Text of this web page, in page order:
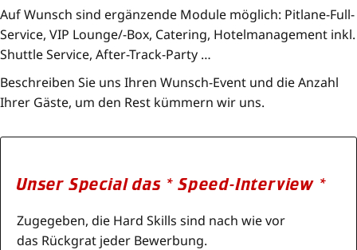
Auf Wunsch sind ergänzende Module möglich: Pitlane-Full-
Service, VIP Lounge/-Box, Catering, Hotelmanagement inkl.
Shuttle Service, After-Track-Party …
Beschreiben Sie uns Ihren Wunsch-Event und die Anzahl
Ihrer Gäste, um den Rest kümmern wir uns.
Unser Special das * Speed-Interview *
Zugegeben, die Hard Skills sind nach wie vor
das Rückgrat jeder Bewerbung.